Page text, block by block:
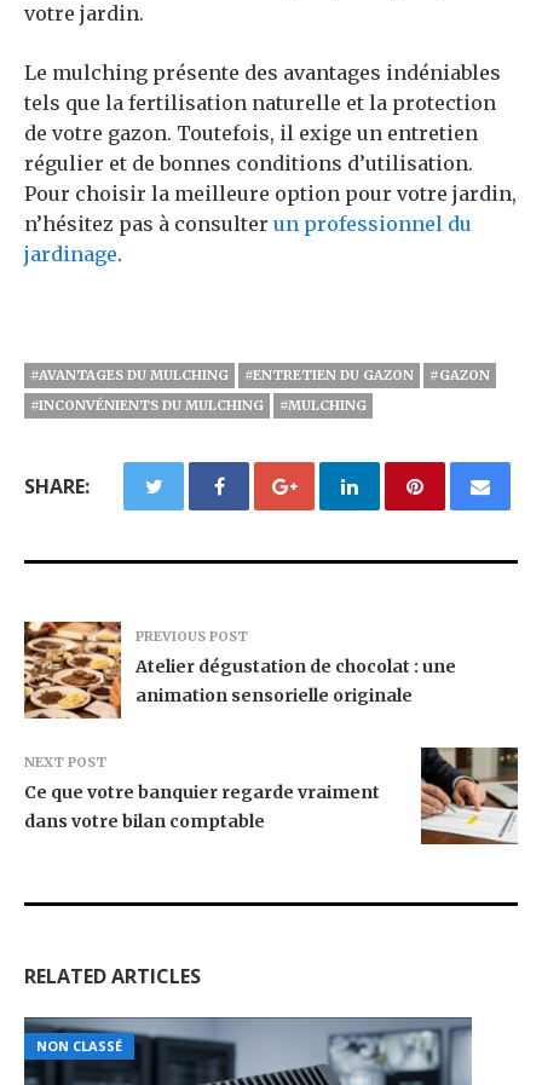
votre jardin.
Le mulching présente des avantages indéniables
tels que la fertilisation naturelle et la protection
de votre gazon. Toutefois, il exige un entretien
régulier et de bonnes conditions d’utilisation.
Pour choisir la meilleure option pour votre jardin,
n’hésitez pas à consulter un professionnel du
jardinage.
#AVANTAGES DU MULCHING #ENTRETIEN DU GAZON
#GAZON
#INCONVÉNIENTS DU MULCHING
#MULCHING
SHARE:
PREVIOUS POST
Atelier dégustation de chocolat : une
animation sensorielle originale
NEXT POST
Ce que votre banquier regarde vraiment
dans votre bilan comptable
RELATED ARTICLES
NON CLASSÉ